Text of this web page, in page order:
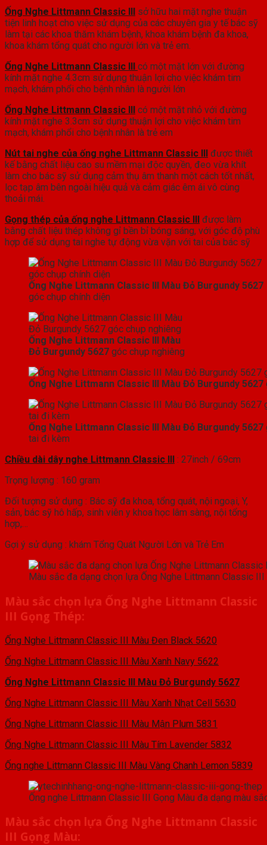
Ống Nghe Littmann Classic III
sở hữu hai mặt nghe thuận
tiện linh hoạt cho việc sử dụng của các chuyên gia y tế bác sỹ
làm tại các khoa thăm khám bệnh, khoa khám bệnh đa khoa,
khoa khám tổng quát cho người lớn và trẻ em.
Ống Nghe Littmann Classic III có một mặt lớn với đường
kính mặt nghe 4.3cm sử dụng thuận lợi cho việc khám tim
mạch, khám phổi cho bệnh nhân là người lớn
Ống Nghe Littmann Classic III
có một mặt nhỏ với đường
kính mặt nghe 3.3cm sử dụng thuận lợi cho việc khám tim
mạch, khám phổi cho bệnh nhân là trẻ em
Nút tai nghe của ống nghe Littmann Classic III
được thiết
kế bằng chất liệu cao su mềm mại độc quyền, đeo vừa khít
làm cho bác sỹ sử dụng cảm thụ âm thanh một cách tốt nhất,
lọc tạp âm bên ngoài hiệu quả và cảm giác êm ái vô cùng
thoải mái.
Gọng thép của ống nghe Littmann Classic III
được làm
bằng chất liệu thép không gỉ bền bỉ bóng sáng, với góc độ phù
hợp để sử dụng tai nghe tự động vừa vặn với tai của bác sỹ
Ống Nghe Littmann Classic III Màu Đỏ Burgundy 5627
góc chụp chính diện
Ống Nghe Littmann Classic III Màu
Đỏ Burgundy 5627 góc chụp nghiêng
Ống Nghe Littmann Classic III Màu Đỏ Burgundy 5627
Ống Nghe Littmann Classic III Màu Đỏ Burgundy 5627
tai đi kèm
Chiều dài dây nghe Littmann Classic III
: 27inch / 69cm
Trọng lượng : 160 gram
Đối tượng sử dụng : Bác sỹ đa khoa, tổng quát, nội ngoại, Y,
sản, bác sỹ hô hấp, sinh viên y khoa học lâm sàng, nội tổng
hợp,…
Gợi ý sử dụng : khám Tổng Quát Người Lớn và Trẻ Em
Màu sắc đa dạng chọn lựa Ống Nghe Littmann Classic III
Màu sắc chọn lựa Ống Nghe Littmann Classic
III Gọng Thép:
Ống Nghe Littmann Classic III Màu Đen Black 5620
Ống Nghe Littmann Classic III Màu Xanh Navy 5622
Ống Nghe Littmann Classic III Màu Đỏ Burgundy 5627
Ống Nghe Littmann Classic III Màu Xanh Nhạt Cell 5630
Ống Nghe Littmann Classic III Màu Mận Plum 5831
Ống Nghe Littmann Classic III Màu Tím Lavender 5832
Ống nghe Littmann Classic III Màu Vàng Chanh Lemon 5839
Ống nghe Littmann Classic III Gọng Màu đa dạng màu
Màu sắc chọn lựa Ống Nghe Littmann Classic
III Gọng Màu: